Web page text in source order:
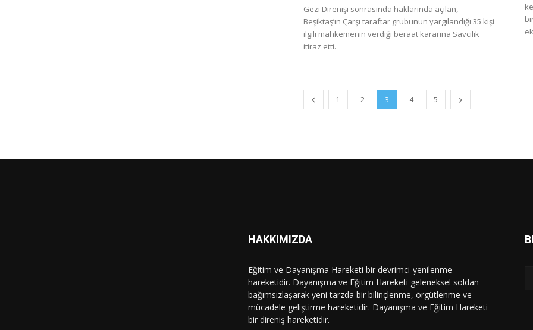
Gezi Direnişi sonrasında haklarında açılan,
Beşiktaş’ın Çarşı taraftar grubunun yargılandığı 35 kişi
ilgili mahkemenin verdiği beraat kararına Savcılık
itiraz etti.
1 2 3 4 5
HAKKIMIZDA
Eğitim ve Dayanışma Hareketi bir devrimci-yenilenme
hareketidir. Dayanışma ve Eğitim Hareketi geleneksel soldan
bağımsızlaşarak yeni tarzda bir bilinçlenme, örgütlenme ve
mücadele geliştirme hareketidir. Dayanışma ve Eğitim Hareketi
bir direniş hareketidir.